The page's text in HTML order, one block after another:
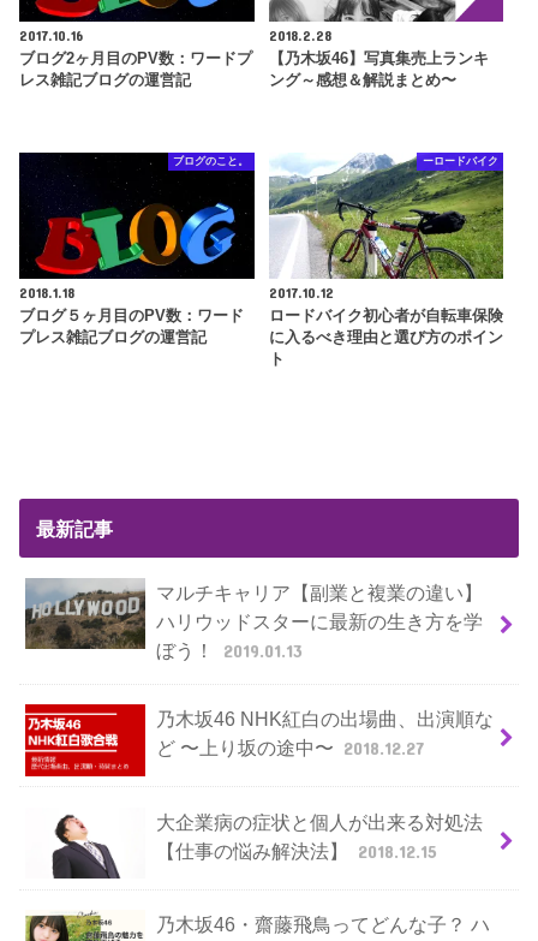
2017.10.16
ブログ2ヶ月目のPV数：ワードプ
レス雑記ブログの運営記
2018.2.28
【乃木坂46】写真集売上ランキ
ング～感想＆解説まとめ〜
ブログのこと。
2018.1.18
ブログ５ヶ月目のPV数：ワード
プレス雑記ブログの運営記
ーロードバイク
2017.10.12
ロードバイク初心者が自転車保険
に入るべき理由と選び方のポイン
ト
最新記事
マルチキャリア【副業と複業の違い】
ハリウッドスターに最新の生き方を学
ぼう！
2019.01.13
乃木坂46 NHK紅白の出場曲、出演順な
ど 〜上り坂の途中〜 2018.12.27
大企業病の症状と個人が出来る対処法
【仕事の悩み解決法】
2018.12.15
乃木坂46・齋藤飛鳥ってどんな子？ ハ